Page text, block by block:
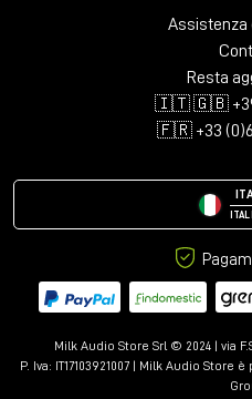
Assistenza
Resta
🇮🇹 🇬🇧 +39
🇫🇷 +33 (0)6
Milk Audio Store Srl © 2024 | via
P. Iva: IT17103921007 | Milk Audio Store